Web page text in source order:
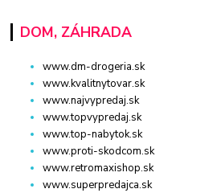
DOM, ZÁHRADA
www.dm-drogeria.sk
www.kvalitnytovar.sk
www.najvypredaj.sk
www.topvypredaj.sk
www.top-nabytok.sk
www.proti-skodcom.sk
www.retromaxishop.sk
www.superpredajca.sk